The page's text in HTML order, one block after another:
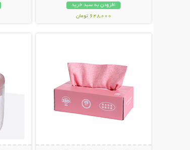
افزودن به سبد خرید
648,000 تومان